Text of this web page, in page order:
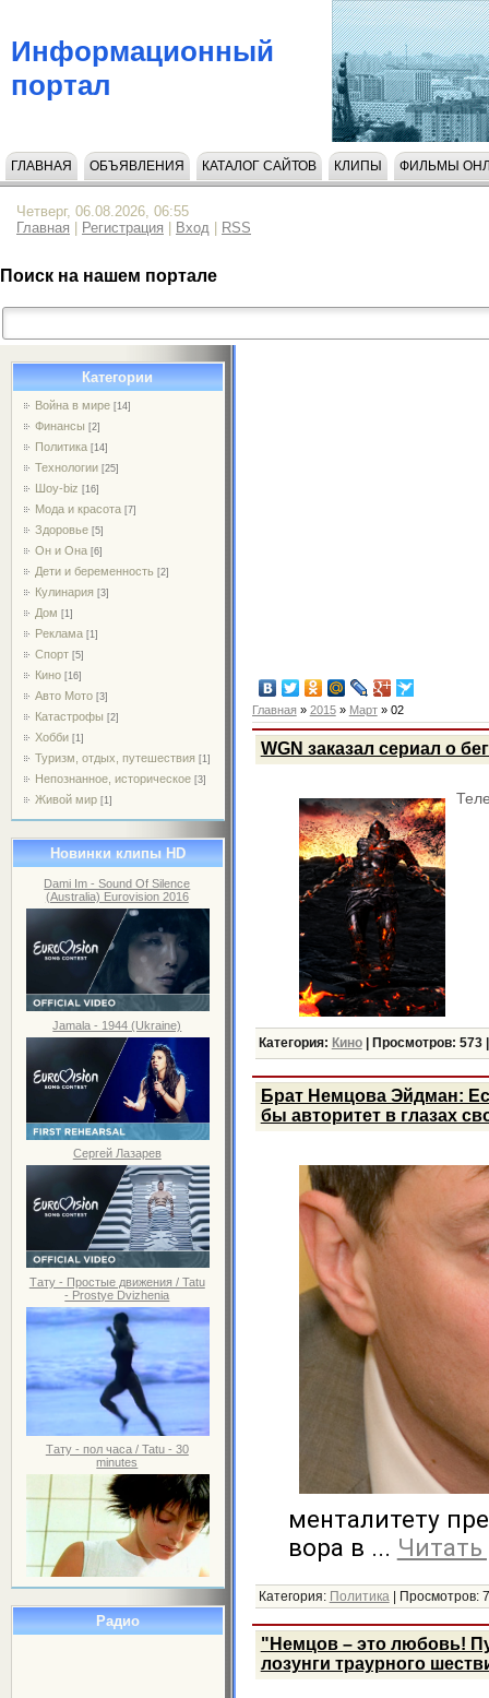
Информационный
портал
ГЛАВНАЯ ОБЪЯВЛЕНИЯ КАТАЛОГ САЙТОВ КЛИПЫ ФИЛЬМЫ
Четверг, 06.08.2026, 06:55
Главная
Регистрация Вход RSS
Поиск на нашем портале
Категории
Война в мире [14]
Финансы [2]
Политика [14]
Технологии [25]
Шоу-biz [16]
Мода и красота [7]
Здоровье [5]
Он и Она [6]
Дети и беременность [2]
Кулинария [3]
Дом [1]
Реклама [1]
Спорт [5]
Кино [16]
Авто Мото [3]
Катастрофы [2]
Хобби [1]
Туризм, отдых, путешествия [1]
Непознанное, историческое [3]
Живой мир [1]
Новинки клипы HD
Dami Im - Sound Of Silence
(Australia) Eurovision 2016
Jamala - 1944 (Ukraine)
Сергей Лазарев
Тату - Простые движения / Tatu
- Prostye Dvizhenia
Тату - пол часа / Tatu - 30
minutes
Радио
Главная » 2015 » Март » 02
WGN заказал сериал о
Категория: Кино| Просмотров: 573
Брат Немцова Эйдман:
бы авторитет в глазах
менталитету
вора в ...
Категория: Политика | Просмотров:
"Немцов – это любовь!
лозунги траурного